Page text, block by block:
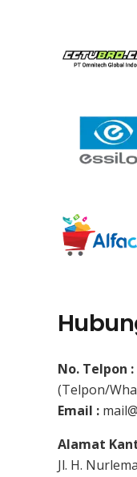
No. Telpon :
(Telpon/
Email :
Alamat
Jl. H.